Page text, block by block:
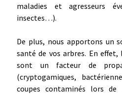
maladies et agresseurs
insectes…).
De plus, nous apportons un
santé de vos arbres. En effet,
sont un facteur de
(cryptogamiques,
coupes contaminés lors de